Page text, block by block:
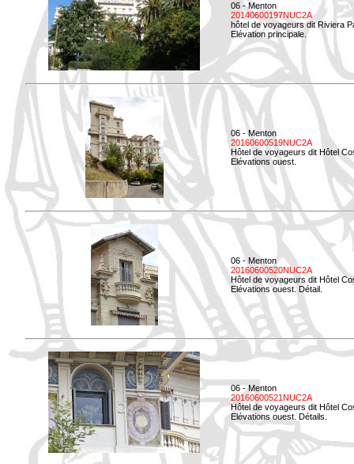
06 - Menton
20140600197NUC2A
hôtel de voyageurs dit Riviera
Elévation principale.
06 - Menton
20160600519NUC2A
Hôtel de voyageurs dit Hôtel
Elévations ouest.
06 - Menton
20160600520NUC2A
Hôtel de voyageurs dit Hôtel
Elévations ouest. Détail.
06 - Menton
20160600521NUC2A
Hôtel de voyageurs dit Hôtel
Elévations ouest. Détails.